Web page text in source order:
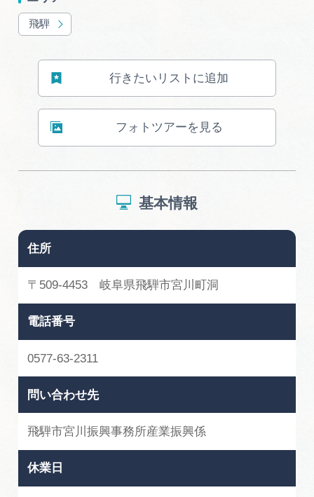
飛騨
行きたいリストに追加
フォトツアーを見る
基本情報
住所
〒509-4453 岐阜県飛騨市宮川町洞
電話番号
0577-63-2311
問い合わせ先
飛騨市宮川振興事務所産業振興係
休業日